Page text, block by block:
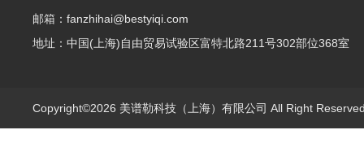
邮箱：fanzhihai@bestyiqi.com
地址：中国(上海)自由贸易试验区富特北路211号302部位368室
Copyright©2026 美谱勒科技（上海）有限公司 All Right